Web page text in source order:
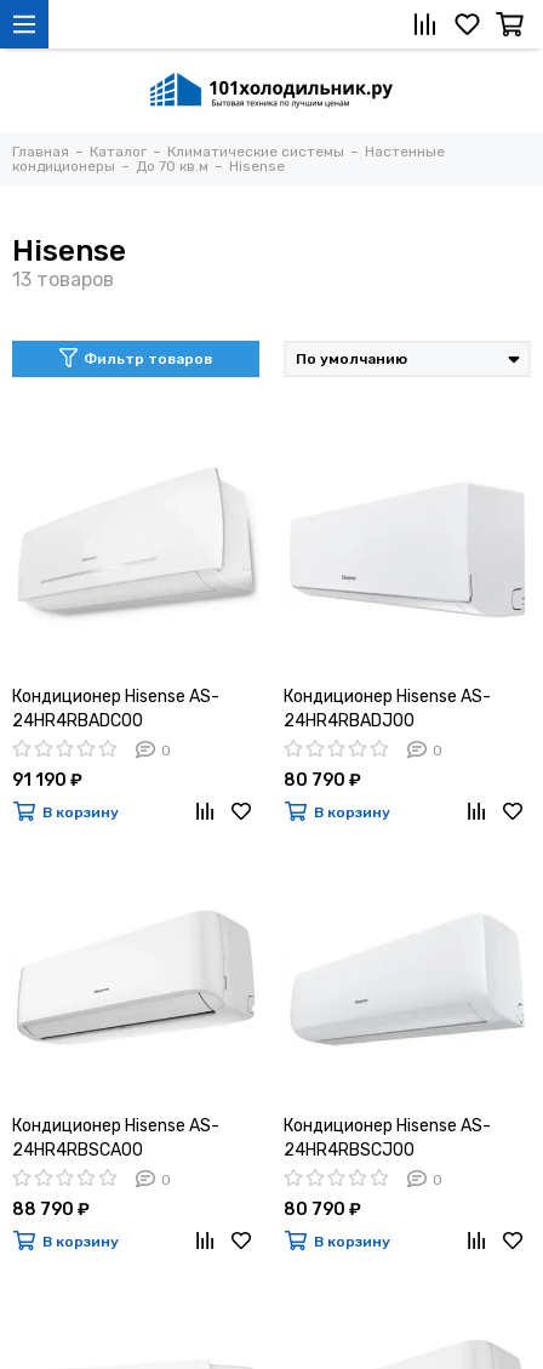
Главная Каталог Климатические системы
Настенные
кондиционеры
До 70 кв.м Hisense
Hisense
Фильтр товаров
Кондиционер Hisense AS-
24HR4RBADC00
0
91 190 ₽
В корзину
Кондиционер Hisense AS-
24HR4RBADJ00
0
80 790 ₽
В корзину
Кондиционер Hisense AS-
24HR4RBSCA00
0
88 790 ₽
В корзину
Кондиционер Hisense AS-
24HR4RBSCJ00
0
80 790 ₽
В корзину